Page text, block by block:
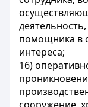
помощника в
интереса;
16)